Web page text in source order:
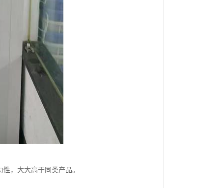
，大大高于同类产品。